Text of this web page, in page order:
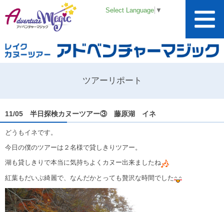
Select Language ▼
ツアーリポート
11/05 半日探検カヌーツアー③ 藤原湖 イネ
どうもイネです。
今日の僕のツアーは２名様で貸しきりツアー。
湖も貸しきりで本当に気持ちよくカヌー出来ましたね
紅葉もだいぶ綺麗で、なんだかとっても贅沢な時間でした